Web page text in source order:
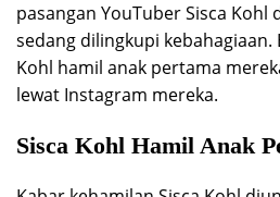
pasangan YouTuber Sisca Kohl
sedang dilingkupi kebahagiaan.
Kohl hamil anak pertama
lewat Instagram mereka.
Sisca Kohl Hamil Anak